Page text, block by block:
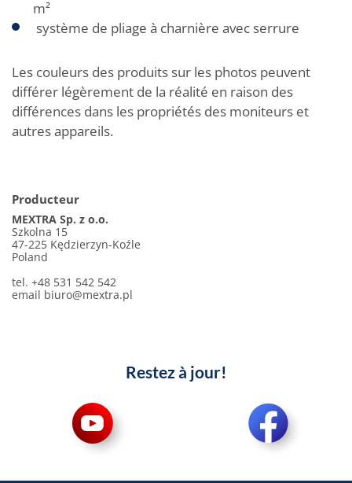
m²
système de pliage à charnière avec serrure
Les couleurs des produits sur les photos peuvent
différer légèrement de la réalité en raison des
différences dans les propriétés des moniteurs et
autres appareils.
Producteur
MEXTRA Sp. z o.o.
Szkolna 15
47-225 Kędzierzyn-Koźle
Poland
tel. +48 531 542 542
email biuro@mextra.pl
Restez à jour!